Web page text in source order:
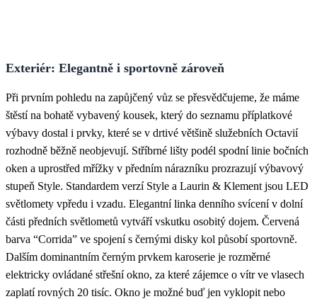
Exteriér: Elegantně i sportovně zároveň
Při prvním pohledu na zapůjčený vůz se přesvědčujeme, že máme
štěstí na bohatě vybavený kousek, který do seznamu příplatkové
výbavy dostal i prvky, které se v drtivé většině služebních Octavií
rozhodně běžně neobjevují. Stříbrné lišty podél spodní linie bočních
oken a uprostřed mřížky v předním nárazníku prozrazují výbavový
stupeň Style. Standardem verzí Style a Laurin & Klement jsou LED
světlomety vpředu i vzadu. Elegantní linka denního svícení v dolní
části předních světlometů vytváří vskutku osobitý dojem. Červená
barva “Corrida” ve spojení s černými disky kol působí sportovně.
Dalším dominantním černým prvkem karoserie je rozměrné
elektricky ovládané střešní okno, za které zájemce o vítr ve vlasech
zaplatí rovných 20 tisíc. Okno je možné buď jen vyklopit nebo